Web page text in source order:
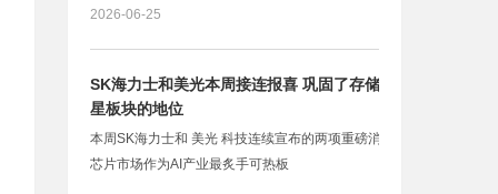
2026-06-25
SK海力士和美光本周接连报喜 巩固了存储芯片作为AI明
星板块的地位
本周SK海力士和 美光 科技连续宣布的两项重磅消息，巩固了存储
芯片市场作为AI产业最炙手可热板